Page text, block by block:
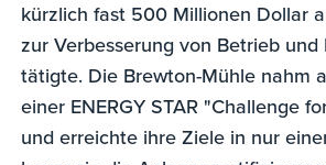
kürzlich fast 500 Millionen Dollar
zur Verbesserung von Betrieb und
tätigte. Die Brewton-Mühle nahm
einer ENERGY STAR "Challenge
und erreichte ihre Ziele in nur